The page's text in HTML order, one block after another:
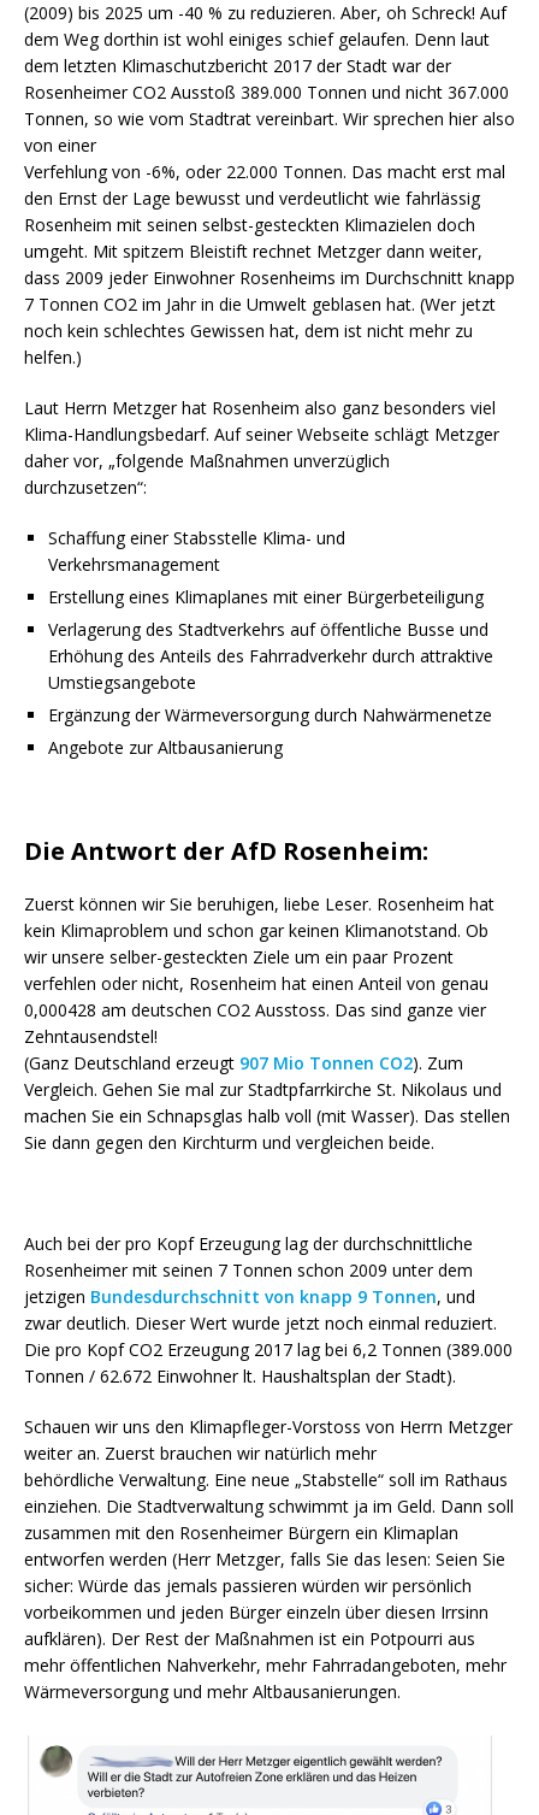
(2009) bis 2025 um -40 % zu reduzieren. Aber, oh Schreck! Auf
dem Weg dorthin ist wohl einiges schief gelaufen. Denn laut
dem letzten Klimaschutzbericht 2017 der Stadt war der
Rosenheimer CO2 Ausstoß 389.000 Tonnen und nicht 367.000
Tonnen, so wie vom Stadtrat vereinbart. Wir sprechen hier also
von einer
Verfehlung von -6%, oder 22.000 Tonnen. Das macht erst mal
den Ernst der Lage bewusst und verdeutlicht wie fahrlässig
Rosenheim mit seinen selbst-gesteckten Klimazielen doch
umgeht. Mit spitzem Bleistift rechnet Metzger dann weiter,
dass 2009 jeder Einwohner Rosenheims im Durchschnitt knapp
7 Tonnen CO2 im Jahr in die Umwelt geblasen hat. (Wer jetzt
noch kein schlechtes Gewissen hat, dem ist nicht mehr zu
helfen.)
Laut Herrn Metzger hat Rosenheim also ganz besonders viel
Klima-Handlungsbedarf. Auf seiner Webseite schlägt Metzger
daher vor, „folgende Maßnahmen unverzüglich
durchzusetzen“:
Schaffung einer Stabsstelle Klima- und
Verkehrsmanagement
Erstellung eines Klimaplanes mit einer Bürgerbeteiligung
Verlagerung des Stadtverkehrs auf öffentliche Busse und
Erhöhung des Anteils des Fahrradverkehr durch attraktive
Umstiegsangebote
Ergänzung der Wärmeversorgung durch Nahwärmenetze
Angebote zur Altbausanierung
Die Antwort der AfD Rosenheim:
Zuerst können wir Sie beruhigen, liebe Leser. Rosenheim hat
kein Klimaproblem und schon gar keinen Klimanotstand. Ob
wir unsere selber-gesteckten Ziele um ein paar Prozent
verfehlen oder nicht, Rosenheim hat einen Anteil von genau
0,000428 am deutschen CO2 Ausstoss. Das sind ganze vier
Zehntausendstel!
(Ganz Deutschland erzeugt 907 Mio Tonnen CO2). Zum
Vergleich. Gehen Sie mal zur Stadtpfarrkirche St. Nikolaus und
machen Sie ein Schnapsglas halb voll (mit Wasser). Das stellen
Sie dann gegen den Kirchturm und vergleichen beide.
Auch bei der pro Kopf Erzeugung lag der durchschnittliche
Rosenheimer mit seinen 7 Tonnen schon 2009 unter dem
jetzigen Bundesdurchschnitt von knapp 9 Tonnen, und
zwar deutlich. Dieser Wert wurde jetzt noch einmal reduziert.
Die pro Kopf CO2 Erzeugung 2017 lag bei 6,2 Tonnen (389.000
Tonnen / 62.672 Einwohner lt. Haushaltsplan der Stadt).
Schauen wir uns den Klimapfleger-Vorstoss von Herrn Metzger
weiter an. Zuerst brauchen wir natürlich mehr
behördliche Verwaltung. Eine neue „Stabstelle“ soll im Rathaus
einziehen. Die Stadtverwaltung schwimmt ja im Geld. Dann soll
zusammen mit den Rosenheimer Bürgern ein Klimaplan
entworfen werden (Herr Metzger, falls Sie das lesen: Seien Sie
sicher: Würde das jemals passieren würden wir persönlich
vorbeikommen und jeden Bürger einzeln über diesen Irrsinn
aufklären). Der Rest der Maßnahmen ist ein Potpourri aus
mehr öffentlichen Nahverkehr, mehr Fahrradangeboten, mehr
Wärmeversorgung und mehr Altbausanierungen.